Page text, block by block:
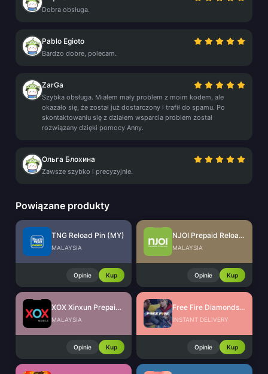
Dobra obsługa.
Pablo Egioto
Bardzo dobre, polecam.
ZarGa
Szybka obsługa. Miałem mały problem z moim kodem, ale
okazało się, że został już dostarczony i trafił do spamu. Po
skontaktowaniu się z działem wsparcia problem został
rozwiązany dzięki pomocy Anny.
Ольга Блохина
Zawsze szybko i precyzyjnie.
Powiązane produkty
TNG Reload Pin (MY)
MALAYSIA
Opinie Kup
NJOI Prepaid Reload - Astro (MY)
MALAYSIA
Opinie Kup
XOX Xinxun Prepaid Reload (MY)
MALAYSIA
Opinie Kup
Free Fire Diamonds EU + TR
INSTANT DELIVERY
Opinie Kup